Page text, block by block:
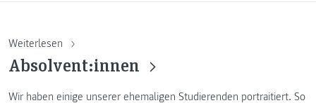
Weiterlesen
Absolvent:innen
Wir haben einige unserer ehemaligen Studierenden portraitiert. So